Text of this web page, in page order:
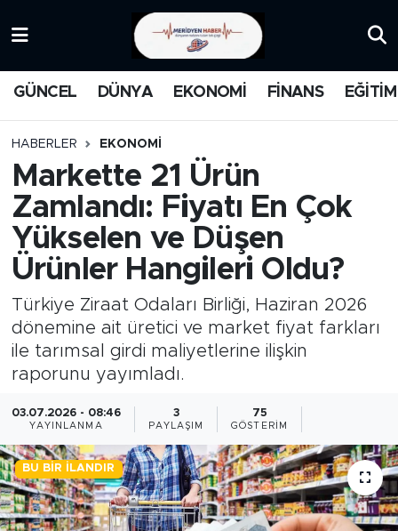
GÜNCEL DÜNYA EKONOMİ FİNANS EĞİTİM
HABERLER EKONOMİ
Markette 21 Ürün
Zamlandı: Fiyatı En Çok
Yükselen ve Düşen
Ürünler Hangileri Oldu?
Türkiye Ziraat Odaları Birliği, Haziran 2026
dönemine ait üretici ve market fiyat farkları
ile tarımsal girdi maliyetlerine ilişkin
raporunu yayımladı.
03.07.2026 - 08:46
YAYINLANMA
3
PAYLAŞIM
75
GÖSTERIM
BU BIR İLANDIR
MEDYA
FİNANS
DÜNYA
KARİKATÜR
BİLİM-TEKNOLOJİ
RÖPÖRTAJ
ANALİZ
İstanbul Namaz Vakitleri
Trafik Durumu
Süper Lig Puan Durumu ve Fikstür
Tüm Manşetler
Haber Arşivi